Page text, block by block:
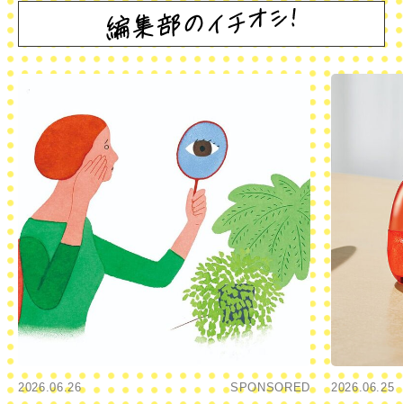
2026.06.26 SPONSORED 2026.06.25